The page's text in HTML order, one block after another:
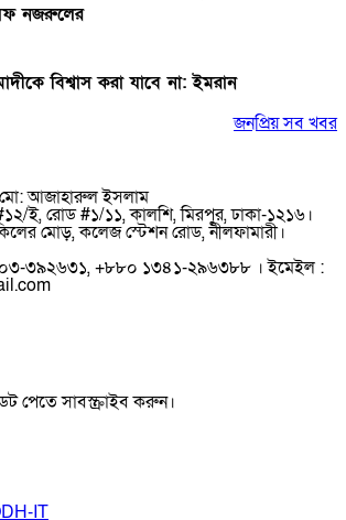
নজরুলের
বিশ্বাস করা যাবে না: ইমরান
জনপ্রিয় সব খবর
আজাহারুল ইসলাম
ই, রোড #১/১১, কালশি, মিরপুর, ঢাকা-১২১৬।
মোড়, কলেজ স্টেশন রোড, নীলফামারী।
৩৯২৬৩১, +৮৮০ ১৩৪১-২৯৬৩৮৮ । ইমেইল :
পেতে সাবস্ক্রাইব করুন।
IT